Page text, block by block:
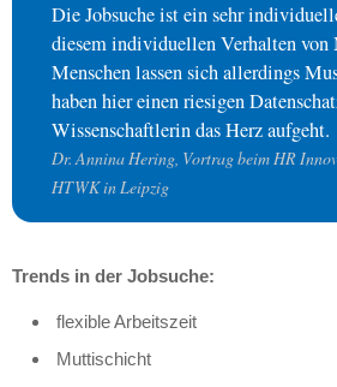
Die Jobsuche ist ein sehr
diesem individuellen Verhalten
Menschen lassen sich allerdings
haben hier einen riesigen
Wissenschaftlerin das Herz aufgeht.
Dr. Annina Hering, Vortrag beim HR
HTWK in Leipzig
Trends in der Jobsuche:
flexible Arbeitszeit
Muttischicht